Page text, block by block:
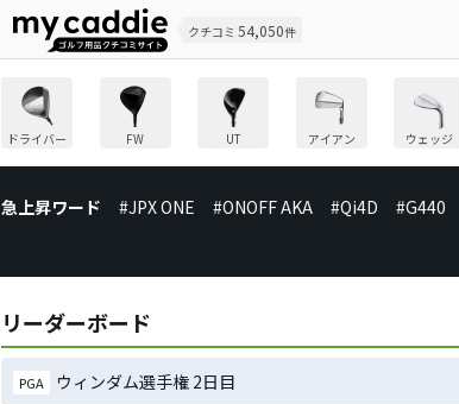
クチコミ 54,050件
ドライバー FW UT アイアン ウェッジ
急上昇ワード #JPX ONE #ONOFF AKA #Qi4D #G440
リーダーボード
PGA ウィンダム選手権 2日目